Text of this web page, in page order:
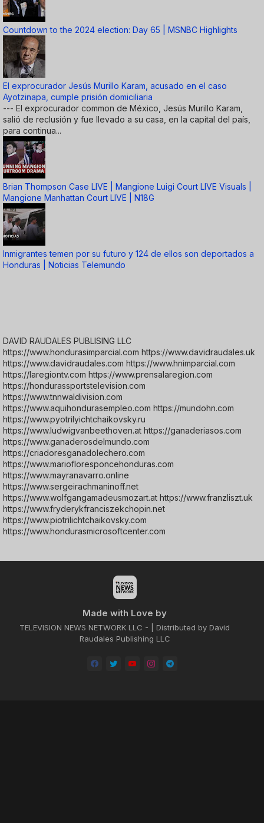
Countdown to the 2024 election: Day 65 | MSNBC Highlights
El exprocurador Jesús Murillo Karam, acusado en el caso
Ayotzinapa, cumple prisión domiciliaria
--- El exprocurador common de México, Jesús Murillo Karam,
salió de reclusión y fue llevado a su casa, en la capital del país,
para continua...
Brian Thompson Case LIVE | Mangione Luigi Court LIVE Visuals |
Mangione Manhattan Court LIVE | N18G
Inmigrantes temen por su futuro y 124 de ellos son deportados a
Honduras | Noticias Telemundo
DAVID RAUDALES PUBLISING LLC
https://www.hondurasimparcial.com https://www.davidraudales.uk
https://www.davidraudales.com https://www.hnimparcial.com
https://laregiontv.com https://www.prensalaregion.com
https://hondurassportstelevision.com
https://www.tnnwaldivision.com
https://www.aquihondurasempleo.com https://mundohn.com
https://www.pyotrilyichtchaikovsky.ru
https://www.ludwigvanbeethoven.at https://ganaderiasos.com
https://www.ganaderosdelmundo.com
https://criadoresganadolechero.com
https://www.mariofloresponcehonduras.com
https://www.mayranavarro.online
https://www.sergeirachmaninoff.net
https://www.wolfgangamadeusmozart.at https://www.franzliszt.uk
https://www.fryderykfranciszekchopin.net
https://www.piotrilichtchaikovsky.com
https://www.hondurasmicrosoftcenter.com
Made with Love by
TELEVISION NEWS NETWORK LLC - | Distributed by David
Raudales Publishing LLC